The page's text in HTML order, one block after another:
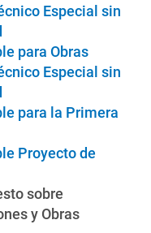
Especial sin
para Obras
Especial sin
para la Primera
Proyecto de
sobre
y Obras